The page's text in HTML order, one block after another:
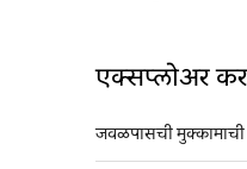
एक्सप्लोअर
जवळपासची